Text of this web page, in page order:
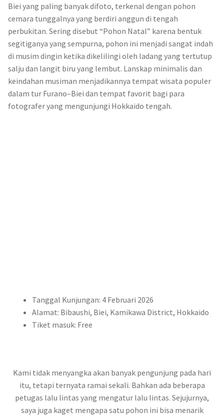
Biei yang paling banyak difoto, terkenal dengan pohon
cemara tunggalnya yang berdiri anggun di tengah
perbukitan. Sering disebut “Pohon Natal” karena bentuk
segitiganya yang sempurna, pohon ini menjadi sangat indah
di musim dingin ketika dikelilingi oleh ladang yang tertutup
salju dan langit biru yang lembut. Lanskap minimalis dan
keindahan musiman menjadikannya tempat wisata populer
dalam tur Furano–Biei dan tempat favorit bagi para
fotografer yang mengunjungi Hokkaido tengah.
Tanggal Kunjungan: 4 Februari 2026
Alamat: Bibaushi, Biei, Kamikawa District, Hokkaido
Tiket masuk: Free
Kami tidak menyangka akan banyak pengunjung pada hari
itu, tetapi ternyata ramai sekali. Bahkan ada beberapa
petugas lalu lintas yang mengatur lalu lintas. Sejujurnya,
saya juga kaget mengapa satu pohon ini bisa menarik